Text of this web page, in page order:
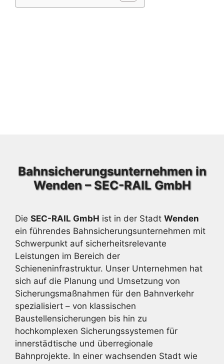
Bahnsicherungsunternehmen in
Wenden – SEC-RAIL GmbH
Die SEC-RAIL GmbH ist in der Stadt Wenden
ein führendes Bahnsicherungsunternehmen mit
Schwerpunkt auf sicherheitsrelevante
Leistungen im Bereich der
Schieneninfrastruktur. Unser Unternehmen hat
sich auf die Planung und Umsetzung von
Sicherungsmaßnahmen für den Bahnverkehr
spezialisiert – von klassischen
Baustellensicherungen bis hin zu
hochkomplexen Sicherungssystemen für
innerstädtische und überregionale
Bahnprojekte. In einer wachsenden Stadt wie